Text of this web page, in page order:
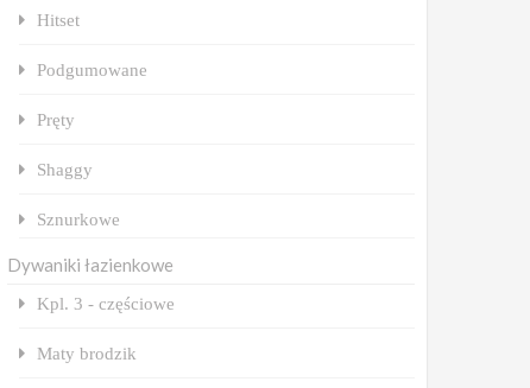
Hitset
Podgumowane
Pręty
Shaggy
Sznurkowe
Dywaniki łazienkowe
Kpl. 3 - częściowe
Maty brodzik